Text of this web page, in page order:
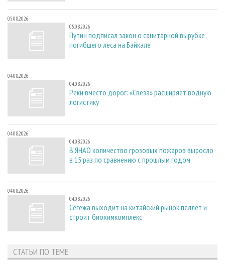
05.08.2026
05.08.2026
Путин подписал закон о санитарной вырубке
погибшего леса на Байкале
04.08.2026
04.08.2026
Реки вместо дорог: «Свеза» расширяет водную
логистику
04.08.2026
04.08.2026
В ЯНАО количество грозовых пожаров выросло
в 15 раз по сравнению с прошлым годом
04.08.2026
04.08.2026
Сегежа выходит на китайский рынок пеллет и
строит биохимкомплекс
СТАТЬИ ПО ТЕМЕ